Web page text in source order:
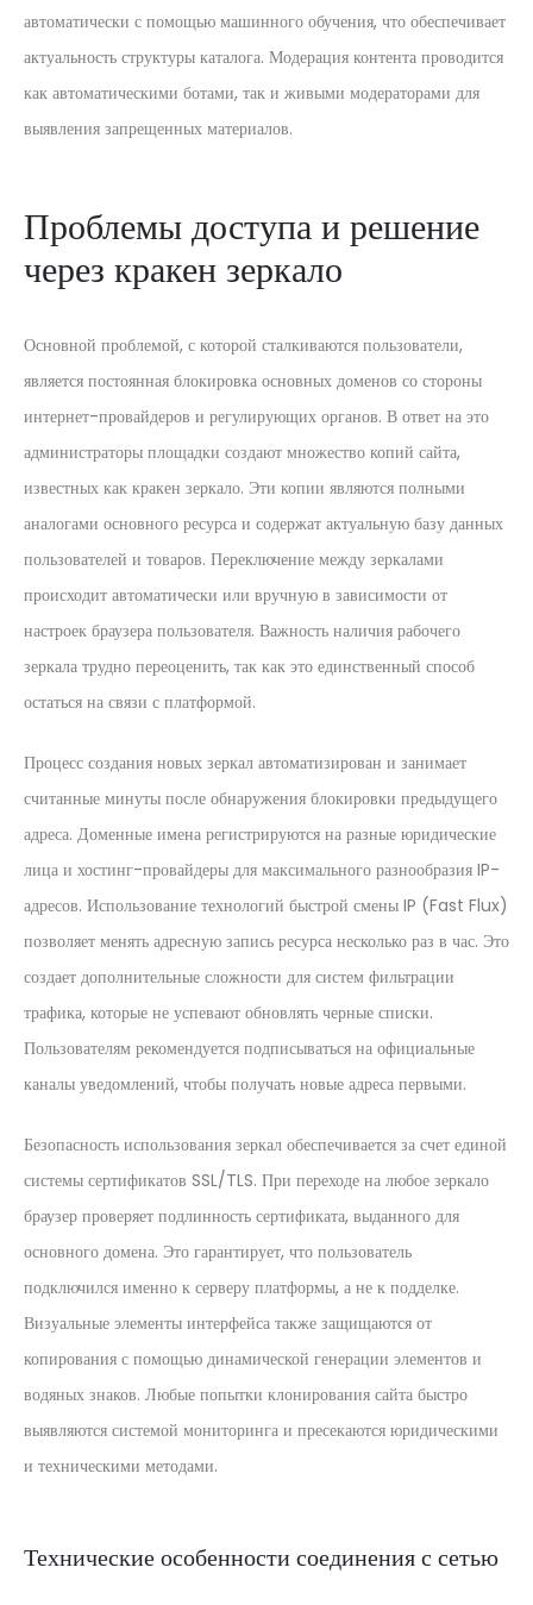
автоматически с помощью машинного обучения, что обеспечивает
актуальность структуры каталога. Модерация контента проводится
как автоматическими ботами, так и живыми модераторами для
выявления запрещенных материалов.
Проблемы доступа и решение
через кракен зеркало
Основной проблемой, с которой сталкиваются пользователи,
является постоянная блокировка основных доменов со стороны
интернет-провайдеров и регулирующих органов. В ответ на это
администраторы площадки создают множество копий сайта,
известных как кракен зеркало. Эти копии являются полными
аналогами основного ресурса и содержат актуальную базу данных
пользователей и товаров. Переключение между зеркалами
происходит автоматически или вручную в зависимости от
настроек браузера пользователя. Важность наличия рабочего
зеркала трудно переоценить, так как это единственный способ
остаться на связи с платформой.
Процесс создания новых зеркал автоматизирован и занимает
считанные минуты после обнаружения блокировки предыдущего
адреса. Доменные имена регистрируются на разные юридические
лица и хостинг-провайдеры для максимального разнообразия IP-
адресов. Использование технологий быстрой смены IP (Fast Flux)
позволяет менять адресную запись ресурса несколько раз в час. Это
создает дополнительные сложности для систем фильтрации
трафика, которые не успевают обновлять черные списки.
Пользователям рекомендуется подписываться на официальные
каналы уведомлений, чтобы получать новые адреса первыми.
Безопасность использования зеркал обеспечивается за счет единой
системы сертификатов SSL/TLS. При переходе на любое зеркало
браузер проверяет подлинность сертификата, выданного для
основного домена. Это гарантирует, что пользователь
подключился именно к серверу платформы, а не к подделке.
Визуальные элементы интерфейса также защищаются от
копирования с помощью динамической генерации элементов и
водяных знаков. Любые попытки клонирования сайта быстро
выявляются системой мониторинга и пресекаются юридическими
и техническими методами.
Технические особенности соединения с сетью